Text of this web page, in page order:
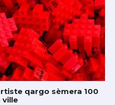
qargo sèmera 100
ville